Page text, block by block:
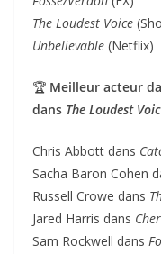
The Loudest Voice
Unbelievable (Netflix)
🏆 Meilleur acteur
dans The Loudest
Chris Abbott dans
Sacha Baron Cohen
Russell Crowe dans
Jared Harris dans
Sam Rockwell dans